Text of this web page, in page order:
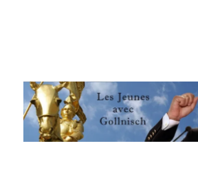
Les jeunes avec